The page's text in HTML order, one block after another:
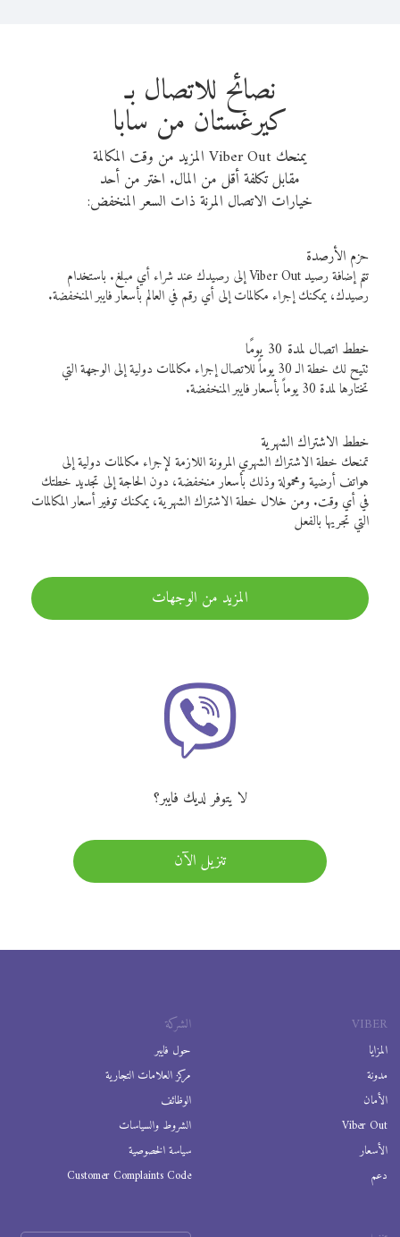
نصائح للاتصال بـ
كيرغستان من سابا
يمنحك Viber Out المزيد من وقت المكالمة
مقابل تكلفة أقل من المال. اختر من أحد
خيارات الاتصال المرنة ذات السعر المنخفض:
حزم الأرصدة
تتم إضافة رصيد Viber Out إلى رصيدك عند شراء أي مبلغ. باستخدام
رصيدك، يمكنك إجراء مكالمات إلى أي رقم في العالم بأسعار فايبر المنخفضة.
خطط اتصال لمدة 30 يومًا
تتيح لك خطة الـ 30 يوماً للاتصال إجراء مكالمات دولية إلى الوجهة التي
تختارها لمدة 30 يوماً بأسعار فايبر المنخفضة.
خطط الاشتراك الشهرية
تمنحك خطة الاشتراك الشهري المرونة اللازمة لإجراء مكالمات دولية إلى
هواتف أرضية ومحمولة وذلك بأسعار منخفضة، دون الحاجة إلى تجديد خطتك
في أي وقت. ومن خلال خطة الاشتراك الشهرية، يمكنك توفير أسعار المكالمات
التي تجريها بالفعل
المزيد من الوجهات
لا يتوفر لديك فايبر؟
تنزيل الآن
VIBER
المزايا
مدونة
الأمان
Viber Out
الأسعار
دعم
الشركة
حول فايبر
مركز العلامات التجارية
الوظائف
الشروط والسياسات
سياسة الخصوصية
Customer Complaints Code